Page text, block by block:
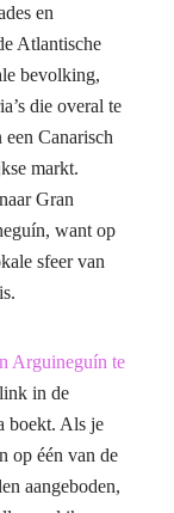
en
Atlantische
bevolking,
die overal te
Canarisch
markt.
Gran
want op
sfeer van
Arguineguín te
in de
boekt. Als je
op één van de
aangeboden,